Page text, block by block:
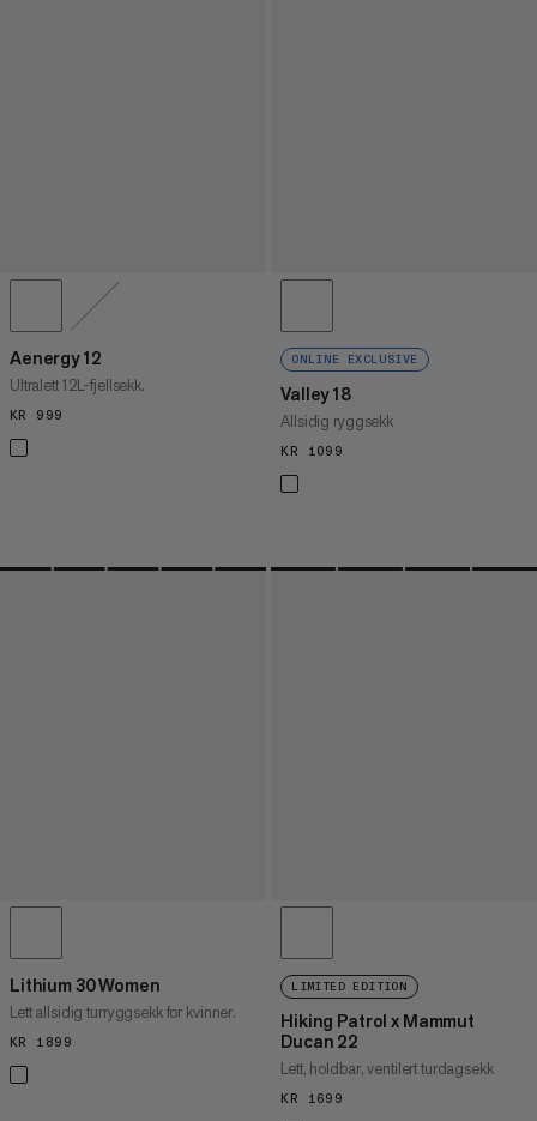
Aenergy 12
Ultralett 12L-fjellsekk.
KR 999
ONLINE EXCLUSIVE
Valley 18
Allsidig ryggsekk
KR 1099
Lithium 30 Women
Lett allsidig turryggsekk for kvinner.
KR 1899
LIMITED EDITION
Hiking Patrol x Mammut
Ducan 22
Lett, holdbar, ventilert turdagsekk
KR 1699